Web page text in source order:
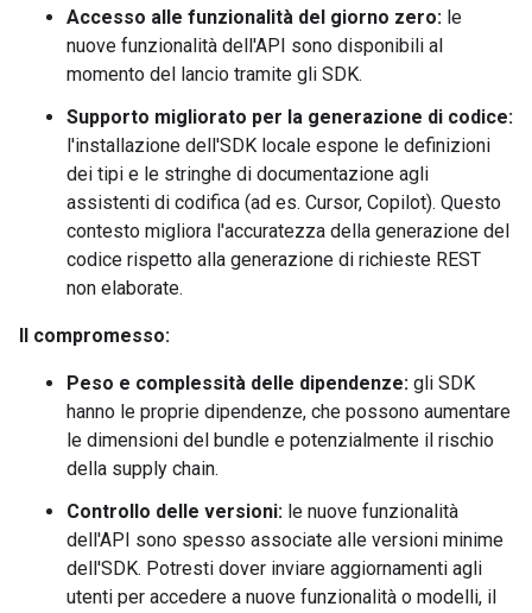
Accesso alle funzionalità del giorno zero: le
nuove funzionalità dell'API sono disponibili al
momento del lancio tramite gli SDK.
Supporto migliorato per la generazione di codice:
l'installazione dell'SDK locale espone le definizioni
dei tipi e le stringhe di documentazione agli
assistenti di codifica (ad es. Cursor, Copilot). Questo
contesto migliora l'accuratezza della generazione del
codice rispetto alla generazione di richieste REST
non elaborate.
Il compromesso:
Peso e complessità delle dipendenze: gli SDK
hanno le proprie dipendenze, che possono aumentare
le dimensioni del bundle e potenzialmente il rischio
della supply chain.
Controllo delle versioni: le nuove funzionalità
dell'API sono spesso associate alle versioni minime
dell'SDK. Potresti dover inviare aggiornamenti agli
utenti per accedere a nuove funzionalità o modelli, il